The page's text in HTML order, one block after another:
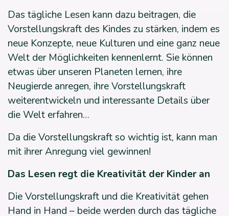
Das tägliche Lesen kann dazu beitragen, die
Vorstellungskraft des Kindes zu stärken, indem es
neue Konzepte, neue Kulturen und eine ganz neue
Welt der Möglichkeiten kennenlernt. Sie können
etwas über unseren Planeten lernen, ihre
Neugierde anregen, ihre Vorstellungskraft
weiterentwickeln und interessante Details über
die Welt erfahren…
Da die Vorstellungskraft so wichtig ist, kann man
mit ihrer Anregung viel gewinnen!
Das Lesen regt die Kreativität der Kinder an
Die Vorstellungskraft und die Kreativität gehen
Hand in Hand – beide werden durch das tägliche